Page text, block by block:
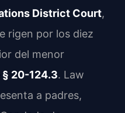
District Court,
rigen por los diez
del menor
§ 20-124.3. Law
a padres,